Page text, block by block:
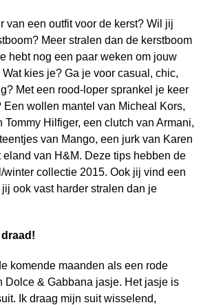
van een outfit voor de kerst? Wil jij
Meer stralen dan de kerstboom
hebt nog een paar weken om jouw
kies je? Ga je voor casual, chic,
Met een rood-loper sprankel je keer
Een wollen mantel van Micheal Kors,
Tommy Hilfiger, een clutch van Armani,
van Mango, een jurk van Karen
eland van H&M. Deze tips hebben de
winter collectie 2015. Ook jij vind een
ook vast harder stralen dan je
komende maanden als een rode
Dolce & Gabbana jasje. Het jasje is
Ik draag mijn suit wisselend,